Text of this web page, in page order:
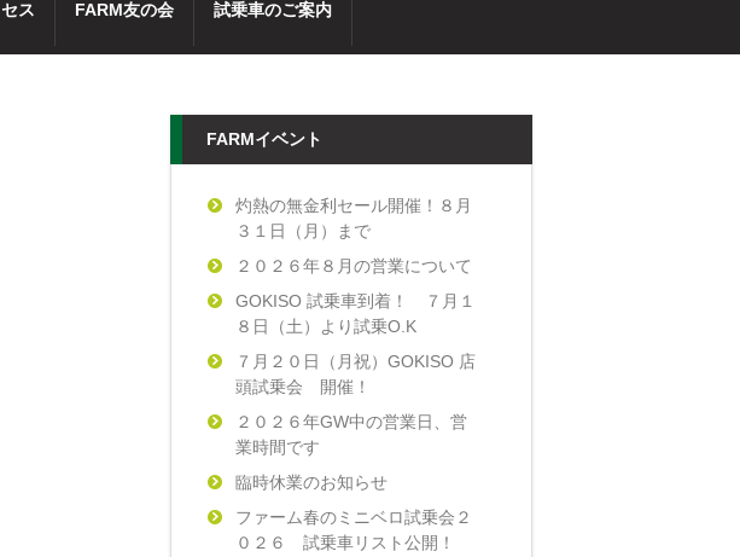
ス FARM友の会 試乗車のご案内
FARMイベント
灼熱の無金利セール開催！８月
３１日（月）まで
２０２６年８月の営業について
GOKISO 試乗車到着！ ７月１
８日（土）より試乗O.K
７月２０日（月祝）GOKISO 店
頭試乗会 開催！
２０２６年GW中の営業日、営
業時間です
臨時休業のお知らせ
ファーム春のミニベロ試乗会２
０２６ 試乗車リスト公開！